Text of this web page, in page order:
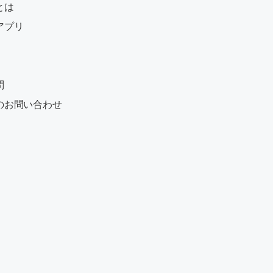
は
プリ
お問い合わせ